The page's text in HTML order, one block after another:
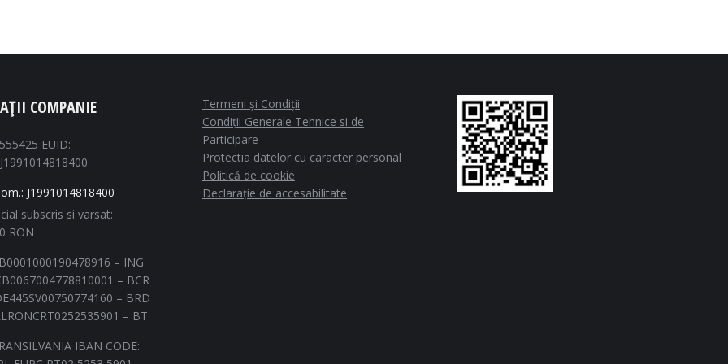
COMPANIE
EUID:
J1991014818400
subscris si varsat:
RON
– ING
– BCR
– BRD
– BT
IBAN CODE:
Termeni și Condiții
Condiții Generale Tehnice si de
Participare
Protectia datelor cu caracter personal
Politică de cookie
Declarație de accesabilitate